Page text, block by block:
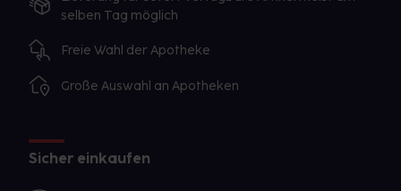
selben Tag möglich
Freie Wahl der Apotheke
Große Auswahl an Apotheken
Sicher einkaufen